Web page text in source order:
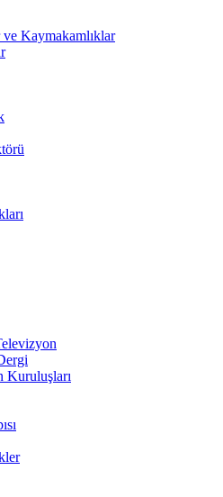
Kaymakamlıklar
Kuruluşları